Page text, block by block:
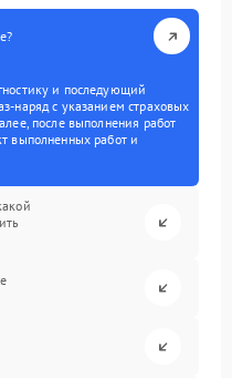
и последующий
наряд с указанием страховых
после выполнения работ
выполненных работ и